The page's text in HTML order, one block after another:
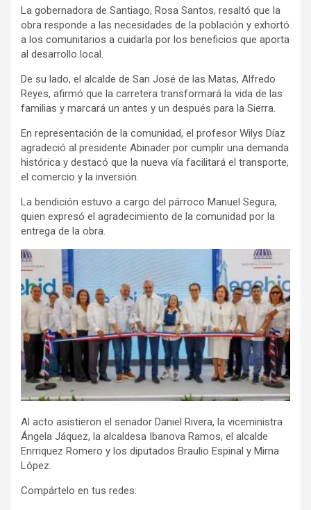
La gobernadora de Santiago, Rosa Santos, resaltó que la
obra responde a las necesidades de la población y exhortó
a los comunitarios a cuidarla por los beneficios que aporta
al desarrollo local.
De su lado, el alcalde de San José de las Matas, Alfredo
Reyes, afirmó que la carretera transformará la vida de las
familias y marcará un antes y un después para la Sierra.
En representación de la comunidad, el profesor Wilys Díaz
agradeció al presidente Abinader por cumplir una demanda
histórica y destacó que la nueva vía facilitará el transporte,
el comercio y la inversión.
La bendición estuvo a cargo del párroco Manuel Segura,
quien expresó el agradecimiento de la comunidad por la
entrega de la obra.
Al acto asistieron el senador Daniel Rivera, la viceministra
Ángela Jáquez, la alcaldesa Ibanova Ramos, el alcalde
Enrriquez Romero y los diputados Braulio Espinal y Mirna
López.
Compártelo en tus redes: